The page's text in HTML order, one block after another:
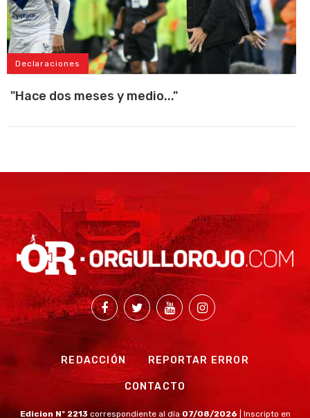
Declaraciones
"Hace dos meses y medio..."
REDACCIÓN REPORTAR ERROR
CONTACTO
Edicion Nº 2213 correspondiente al día 07/08/2026 | Inscripto en